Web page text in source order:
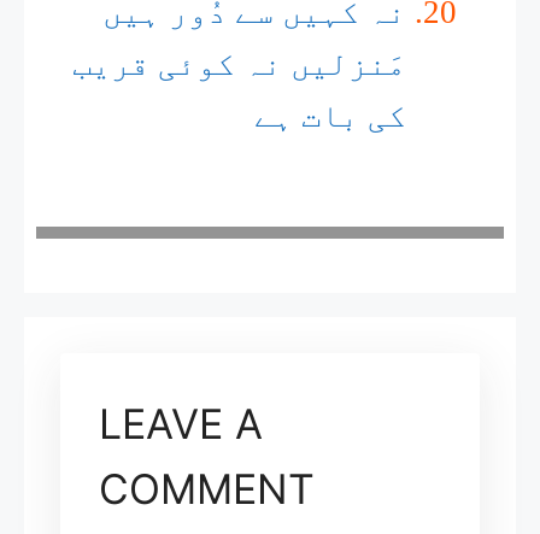
نہ کہیں سے دُور ہیں
مَنزلیں نہ کوئی قریب
کی بات ہے
LEAVE A
COMMENT